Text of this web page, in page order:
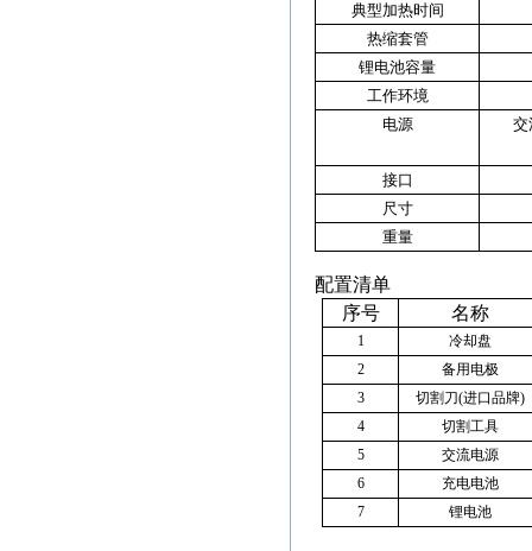
典型加热时间
热缩套管
锂电池容量
工作环境
电源
交
接口
尺寸
重量
配置清单
序号
名称
1
冷却盘
2
备用电极
3
切割刀(进口品牌)
4
切割工具
5
交流电源
6
充电电池
7
锂电池